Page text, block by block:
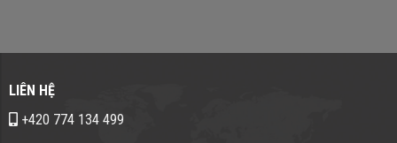
LIÊN HỆ
+420 774 134 499